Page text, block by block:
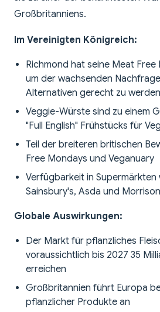
Großbritanniens.
Im Vereinigten Königreich:
Richmond hat seine Meat Free
um der wachsenden
Alternativen gerecht zu werden
Veggie-Würste sind zu einem
"Full English" Frühstücks für
Teil der breiteren britischen
Free Mondays und Veganuary
Verfügbarkeit in Supermärkten
Sainsbury's, Asda und
Globale Auswirkungen:
Der Markt für pflanzliches
voraussichtlich bis 2027 35
erreichen
Großbritannien führt Europa
pflanzlicher Produkte an